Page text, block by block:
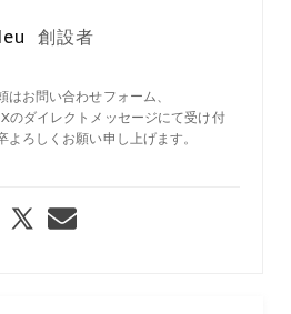
創設者
はお問い合わせフォーム、
ダイレクトメッセージにて受け付
よろしくお願い申し上げます。